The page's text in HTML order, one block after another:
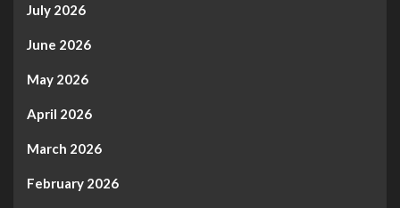
July 2026
June 2026
May 2026
April 2026
March 2026
February 2026